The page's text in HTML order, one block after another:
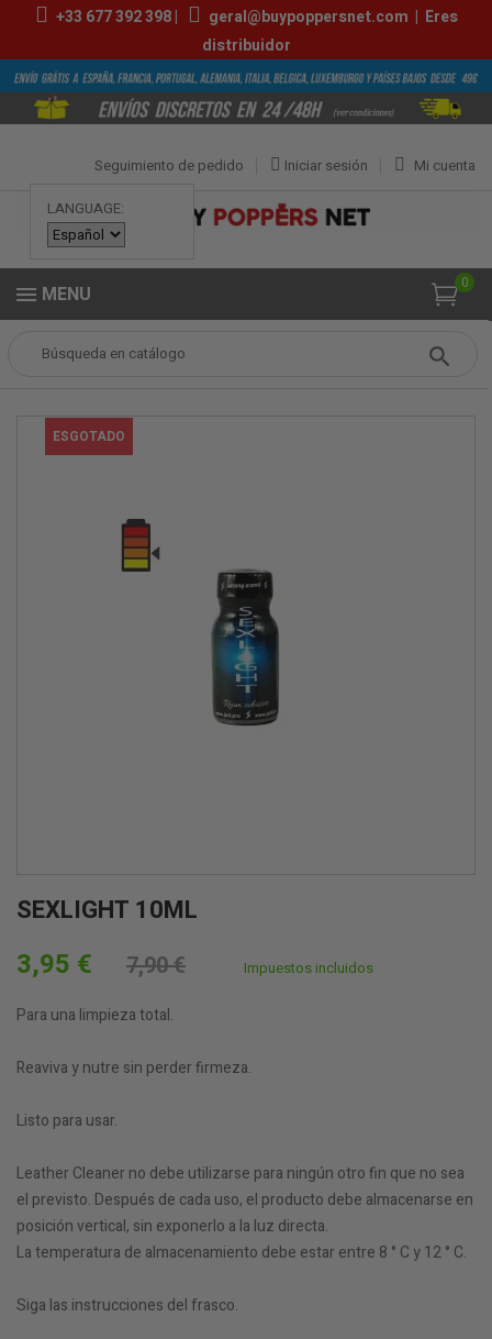
+33 677 392 398| geral@buypoppersnet.com | Eres
distribuidor
LANGUAGE:
Mi cuenta
Iniciar sesión
Seguimiento de pedido
0
MENU
POPPERS PEQUEÑOS
ESGOTADO
SEXLIGHT 10ML
3,95 € 7,90 € Impuestos incluidos
Para una limpieza total.
Reaviva y nutre sin perder firmeza.
Listo para usar.
Leather Cleaner no debe utilizarse para ningún otro fin que no sea
el previsto. Después de cada uso, el producto debe almacenarse en
posición vertical, sin exponerlo a la luz directa.
La temperatura de almacenamiento debe estar entre 8 ° C y 12 ° C.
Siga las instrucciones del frasco.